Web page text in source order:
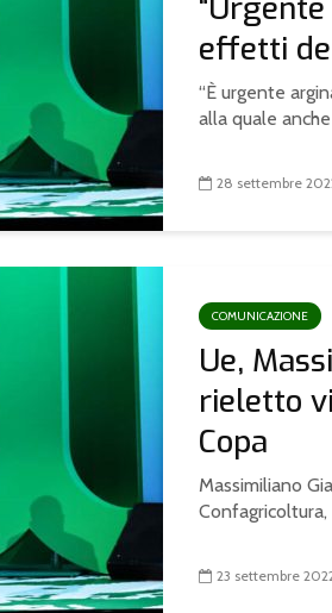
effetti
“È urgente
alla quale
28 settembre
COMUNICAZIONE
Ue,
rieletto
Copa
Massimiliano
23 settembre